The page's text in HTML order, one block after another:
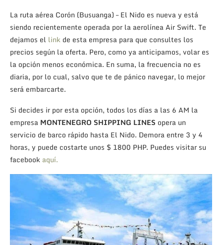
La ruta aérea Corón (Busuanga) – El Nido es nueva y está
siendo recientemente operada por la aerolínea Air Swift. Te
dejamos el link de esta empresa para que consultes los
precios según la oferta. Pero, como ya anticipamos, volar es
la opción menos económica. En suma, la frecuencia no es
diaria, por lo cual, salvo que te de pánico navegar, lo mejor
será embarcarte.
Si decides ir por esta opción, todos los días a las 6 AM la
empresa MONTENEGRO SHIPPING LINES opera un
servicio de barco rápido hasta El Nido. Demora entre 3 y 4
horas, y puede costarte unos $ 1800 PHP. Puedes visitar su
facebook aquí.